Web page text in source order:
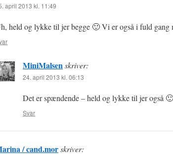
april 2013 kl. 11:49
held og lykke til jer begge 🙂 Vi er også i fuld gang
MiniMalsenskriver:
24. april 2013 kl. 06:13
Det er spændende – held og lykke til jer også 🙂
Svar
/ cand.morskriver: